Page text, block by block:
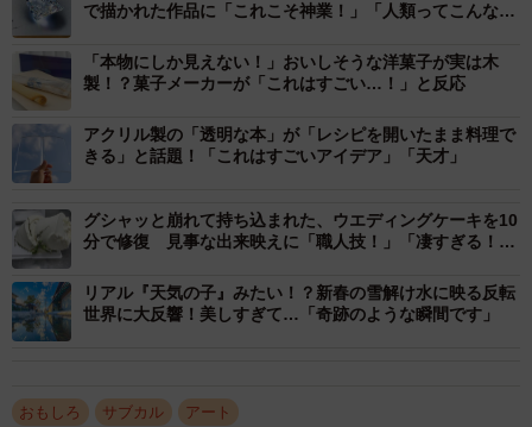
青い彼岸花を咲かせました( ´ ▽ ` )
pic.twitter.com/GlgWV6JPa2
— 岡本なう/ 洗濯バサミフォトグラファー (@okaphotoart)
September 16, 2022
――「青い彼岸花」を美しく撮るためにこだわったことな
どはありますか？
青い彼岸花だけではないのですが、洗濯バサミアート作品
を撮る時は、リアリティーを大事にして撮ることを意識し
ています。自分ではどの洗濯バサミアート作品も、見た方
ので、「これで大丈夫かな!? こっちの方が本物っぽいと
で描かれた作品に「これこそ神業！」「人類ってこんなこ
「本物にしか見えない！」おいしそうな洋菓子が実は木
製！？菓子メーカーが「これはすごい…！」と反応
アクリル製の「透明な本」が「レシピを開いたまま料理で
きる」と話題！「これはすごいアイデア」「天才」
グシャッと崩れて持ち込まれた、ウエディングケーキを10
分で修復 見事な出来映えに「職人技！」「凄すぎる！」
リアル『天気の子』みたい！？新春の雪解け水に映る反転
世界に大反響！美しすぎて…「奇跡のような瞬間です」
おもしろ サブカル アート